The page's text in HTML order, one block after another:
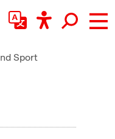
Sport